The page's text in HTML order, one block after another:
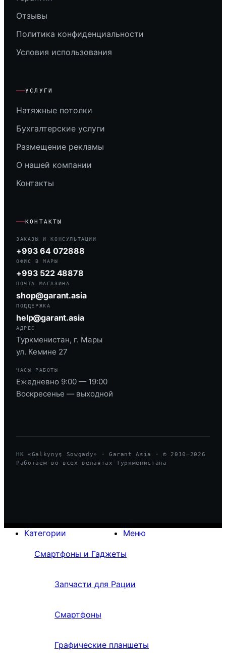
Отзывы
Политика конфиденциальности
Условия использования
УСЛУГИ
Натяжные потолки
Бухгалтерские услуги
Размещение рекламы
О нашей компании
Контакты
КОНТАКТЫ
ЗАКАЗЫ И КОНСУЛЬТАЦИИ
+993 64 072888
ОФИС В МАРЫ
+993 522 48878
ПОЧТА МАГАЗИНА
shop@garant.asia
ПОДДЕРЖКА
help@garant.asia
АДРЕС
Туркменистан, г. Мары
ул. Кемине 27
ЧАСЫ РАБОТЫ
Ежедневно 9:00 — 19:00
Воскресенье — выходной
HK «Galkynyş Sowgady» · Garant Asia · © 2010—2026
Работаем во всех велаятах Туркменистана
Меню
Категории
Смартфоны и Гаджеты
Запчасти для Рации
Смартфоны
Графические планшеты